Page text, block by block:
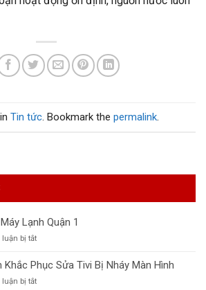
Tin tức. Bookmark the permalink.
Lạnh Quận 1
bị tắtở
Vụ
Sửa
Máy
Khắc Phục Sửa Tivi Bị Nháy Màn Hình
bị tắtở